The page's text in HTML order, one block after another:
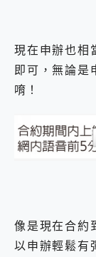
現在申辦也相
即可，無論是
唷！
像是現在合約
以申辦輕鬆有